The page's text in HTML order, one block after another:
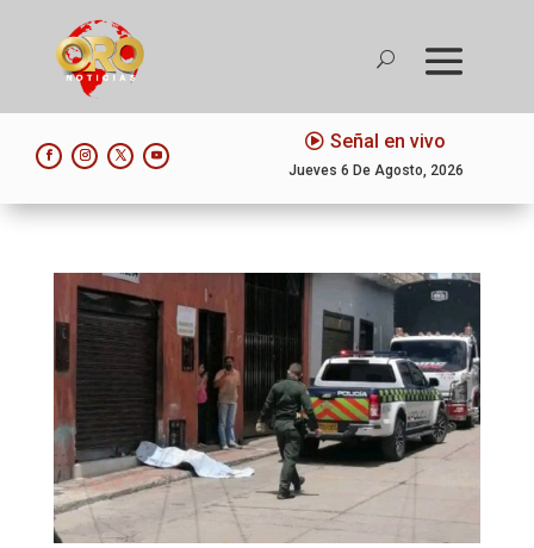
Señal en vivo
Jueves 6 De Agosto, 2026